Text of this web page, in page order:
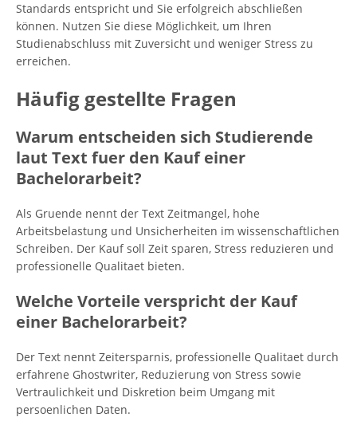
Standards entspricht und Sie erfolgreich abschließen
können. Nutzen Sie diese Möglichkeit, um Ihren
Studienabschluss mit Zuversicht und weniger Stress zu
erreichen.
Häufig gestellte Fragen
Warum entscheiden sich Studierende
laut Text fuer den Kauf einer
Bachelorarbeit?
Als Gruende nennt der Text Zeitmangel, hohe
Arbeitsbelastung und Unsicherheiten im wissenschaftlichen
Schreiben. Der Kauf soll Zeit sparen, Stress reduzieren und
professionelle Qualitaet bieten.
Welche Vorteile verspricht der Kauf
einer Bachelorarbeit?
Der Text nennt Zeitersparnis, professionelle Qualitaet durch
erfahrene Ghostwriter, Reduzierung von Stress sowie
Vertraulichkeit und Diskretion beim Umgang mit
persoenlichen Daten.